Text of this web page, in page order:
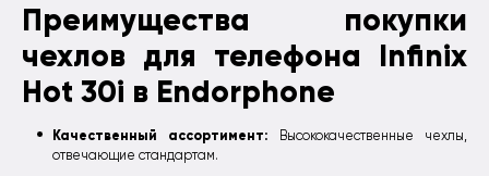
Преимущества покупки
чехлов для телефона Infinix
Hot 30i в Endorphone
Качественный ассортимент: Высококачественные чехлы,
отвечающие стандартам.